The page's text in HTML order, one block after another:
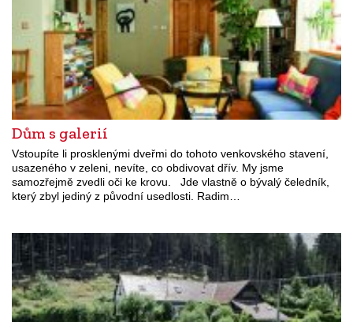
Dům s galerií
Vstoupíte li prosklenými dveřmi do tohoto venkovského stavení,
usazeného v zeleni, nevíte, co obdivovat dřív. My jsme
samozřejmě zvedli oči ke krovu. Jde vlastně o bývalý čeledník,
který zbyl jediný z původní usedlosti. Radim…